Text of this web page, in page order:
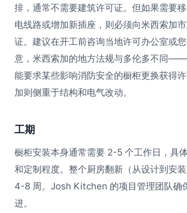
排，通常不需要建筑许可证。但如果需要
电线路或增加新插座，则必须向米西索加
证。建议在开工前咨询当地许可办公室或
意，米西索加的地方法规与多伦多不同
能要求某些影响消防安全的橱柜更换获得
加则侧重于结构和电气改动。
工期
橱柜安装本身通常需要 2-5 个工作日，具
和定制程度。整个厨房翻新（从设计到安
4-8 周。Josh Kitchen 的项目管理团队确
进。